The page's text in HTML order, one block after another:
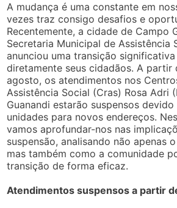
A mudança é uma constante em
vezes traz consigo desafios e
Recentemente, a cidade de Campo
Secretaria Municipal de Assistência
anunciou uma transição
diretamente seus cidadãos. A partir
agosto, os atendimentos nos
Assistência Social (Cras) Rosa Adri
Guanandi estarão suspensos
unidades para novos endereços.
vamos aprofundar-nos nas
suspensão, analisando não apenas
mas também como a comunidade
transição de forma eficaz.
Atendimentos suspensos a partir